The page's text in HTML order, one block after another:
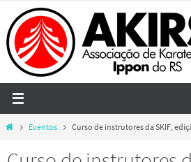
to
content
HomeEventos Curso de instrutores da SKIF,